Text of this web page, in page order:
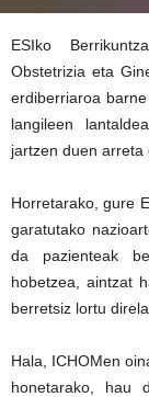
ESIko
Obstetrizia eta
erdiberriaroa
langileen
jartzen duen arreta
Horretarako, gure
garatutako
da pazienteak
hobetzea, aintzat
berretsiz lortu
Hala, ICHOMen
honetarako, hau